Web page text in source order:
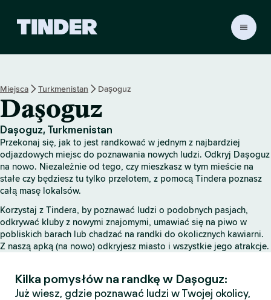
r
t
r
o
n
a
g
w
n
a
Miejsca Turkmenistan Daşoguz
Daşoguz
Daşoguz, Turkmenistan
Przekonaj się, jak to jest randkować w jednym z najbardziej
odjazdowych miejsc do poznawania nowych ludzi. Odkryj Daşoguz
na nowo. Niezależnie od tego, czy mieszkasz w tym mieście na
stałe czy będziesz tu tylko przelotem, z pomocą Tindera poznasz
całą masę lokalsów.
Korzystaj z Tindera, by poznawać ludzi o podobnych pasjach,
odkrywać kluby z nowymi znajomymi, umawiać się na piwo w
pobliskich barach lub chadzać na randki do okolicznych kawiarni.
Z naszą apką (na nowo) odkryjesz miasto i wszystkie jego atrakcje.
Kilka pomysłów na randkę w Daşoguz:
Już wiesz, gdzie poznawać ludzi w Twojej okolicy,